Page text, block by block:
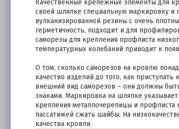
Качественные крепежные элементы для
своей шляпке специальную маркировку и
вулканизированной резины с очень
герметичность, подходит и для
саморезы для крепления профлиста
температурных колебаний приводит к
О том, сколько саморезов на кровлю
качество изделий до того, как
внешний вид саморезов – они должны
знаками. Маркировка на шляпке
крепления металлочерепицы и
пассатижей сжать шайбы. На
качества кровли.